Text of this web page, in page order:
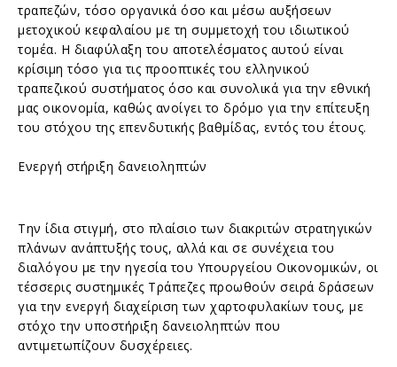
τραπεζών, τόσο οργανικά όσο και μέσω αυξήσεων
μετοχικού κεφαλαίου με τη συμμετοχή του ιδιωτικού
τομέα. Η διαφύλαξη του αποτελέσματος αυτού είναι
κρίσιμη τόσο για τις προοπτικές του ελληνικού
τραπεζικού συστήματος όσο και συνολικά για την εθνική
μας οικονομία, καθώς ανοίγει το δρόμο για την επίτευξη
του στόχου της επενδυτικής βαθμίδας, εντός του έτους.
Ενεργή στήριξη δανειοληπτών
Την ίδια στιγμή, στο πλαίσιο των διακριτών στρατηγικών
πλάνων ανάπτυξής τους, αλλά και σε συνέχεια του
διαλόγου με την ηγεσία του Υπουργείου Οικονομικών, οι
τέσσερις συστημικές Τράπεζες προωθούν σειρά δράσεων
για την ενεργή διαχείριση των χαρτοφυλακίων τους, με
στόχο την υποστήριξη δανειοληπτών που
αντιμετωπίζουν δυσχέρειες.